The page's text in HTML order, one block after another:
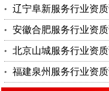
辽宁阜新服务行业资
安徽合肥服务行业资
北京山城服务行业资
福建泉州服务行业资